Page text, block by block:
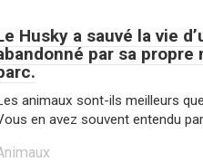
Husky a sauvé la vie
par sa propre
animaux sont-ils meilleurs
en avez souvent entendu